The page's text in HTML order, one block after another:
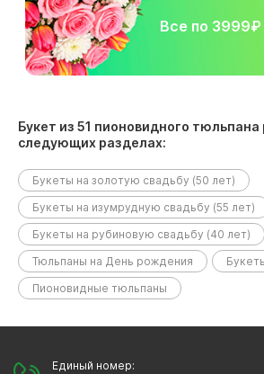
Все по 3999₽
Букет из 51 пионовидного
следующих разделах:
Букеты на золотую свадьбу (50 лет)
Букеты на изумрудную свадьбу (55 лет)
Букеты на рубиновую свадьбу (40 лет)
Тюльпаны на День рождения
Пионовидные тюльпаны
Единый номер: